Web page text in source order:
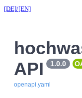
[DE]/[EN]
API
1.0.0
openapi.yaml